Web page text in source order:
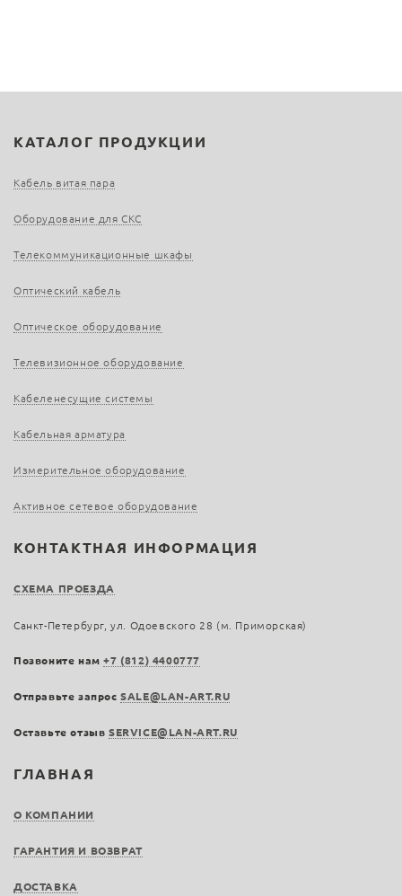
ГЛАВНАЯ
О КОМПАНИИ
ГАРАНТИЯ И ВОЗВРАТ
ДОСТАВКА
КАТАЛОГ ПРОДУКЦИИ
Кабель витая пара
Оборудование для СКС
Телекоммуникационные шкафы
Оптический кабель
Оптическое оборудование
Телевизионное оборудование
Кабеленесущие системы
Кабельная арматура
Измерительное оборудование
Активное сетевое оборудование
КОНТАКТНАЯ ИНФОРМАЦИЯ
СХЕМА ПРОЕЗДА
Санкт-Петербург, ул. Одоевского 28 (м. Приморская)
Позвоните нам+7 (812) 4400777
Отправьте запросSALE@LAN-ART.RU
Оставьте отзыв SERVICE@LAN-ART.RU